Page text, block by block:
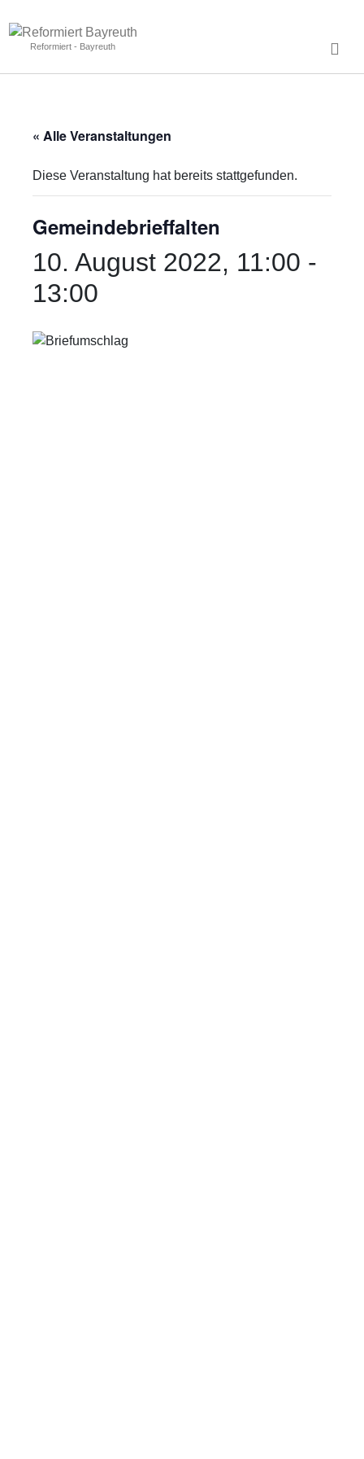
Reformiert - Bayreuth
« Alle Veranstaltungen
Diese Veranstaltung hat bereits stattgefunden.
Gemeindebrieffalten
10. August 2022, 11:00 -
13:00